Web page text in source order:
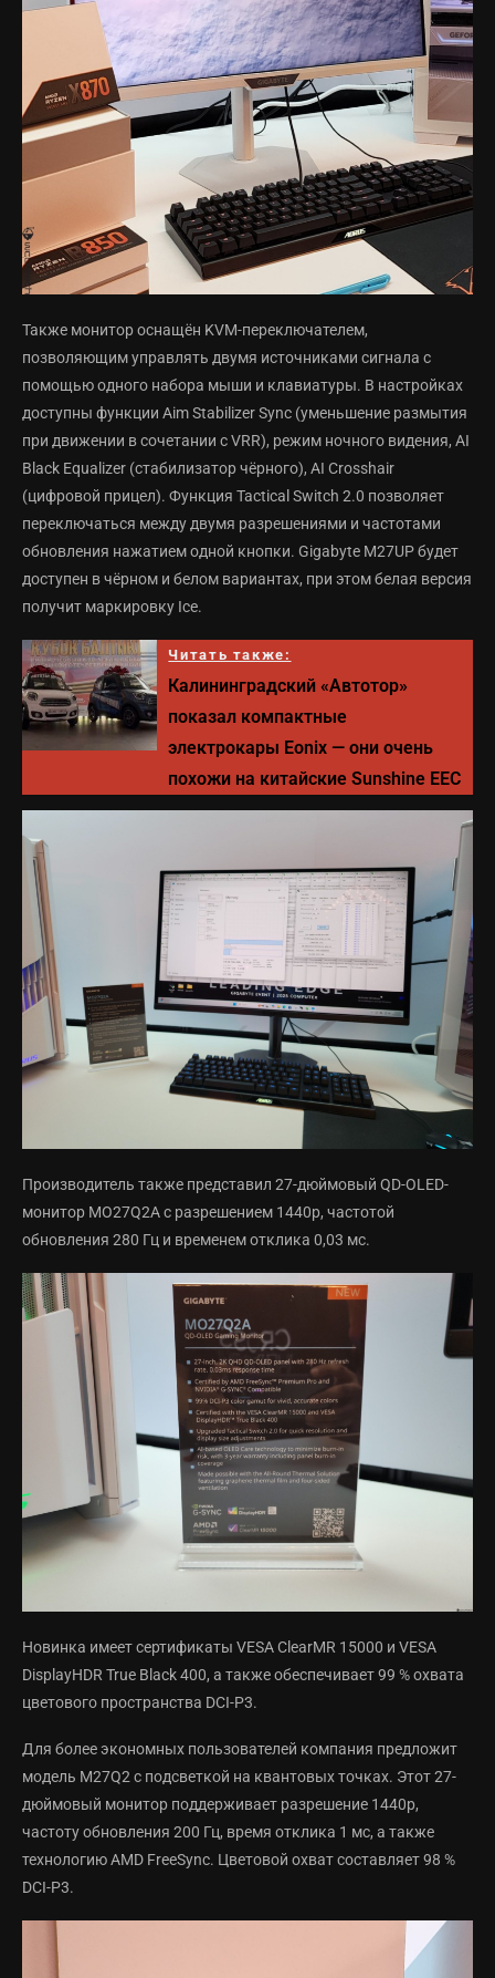
Также монитор оснащён KVM-переключателем,
позволяющим управлять двумя источниками сигнала с
помощью одного набора мыши и клавиатуры. В настройках
доступны функции Aim Stabilizer Sync (уменьшение размытия
при движении в сочетании с VRR), режим ночного видения, AI
Black Equalizer (стабилизатор чёрного), AI Crosshair
(цифровой прицел). Функция Tactical Switch 2.0 позволяет
переключаться между двумя разрешениями и частотами
обновления нажатием одной кнопки. Gigabyte M27UP будет
доступен в чёрном и белом вариантах, при этом белая версия
получит маркировку Ice.
Читать также:
Калининградский «Автотор»
показал компактные
электрокары Eonix — они очень
похожи на китайские Sunshine EEC
Производитель также представил 27-дюймовый QD-OLED-
монитор MO27Q2A с разрешением 1440p, частотой
обновления 280 Гц и временем отклика 0,03 мс.
Новинка имеет сертификаты VESA ClearMR 15000 и VESA
DisplayHDR True Black 400, а также обеспечивает 99 % охвата
цветового пространства DCI-P3.
Для более экономных пользователей компания предложит
модель M27Q2 с подсветкой на квантовых точках. Этот 27-
дюймовый монитор поддерживает разрешение 1440p,
частоту обновления 200 Гц, время отклика 1 мс, а также
технологию AMD FreeSync. Цветовой охват составляет 98 %
DCI-P3.